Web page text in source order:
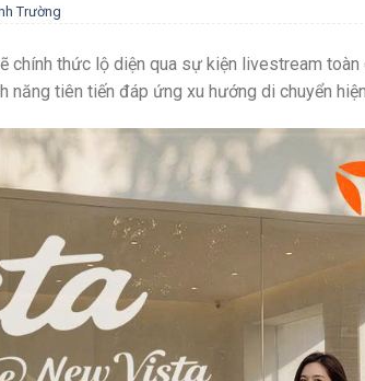
Trường
chính thức lộ diện qua sự kiện livestream
năng tiên tiến đáp ứng xu hướng di chuyển